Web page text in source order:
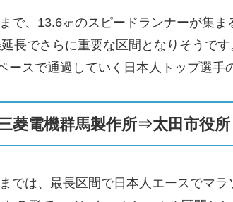
で、13.6㎞のスピードランナーが集ま
長でさらに重要な区間となりそうで
ースで通過していく日本人トップ選手
菱電機群馬製作所⇒太田市役
では、最長区間で日本人エースでマ